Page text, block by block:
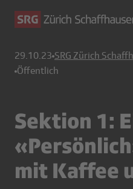
29.10.23 SRG Zürich
Öffentlich
Sektion 1:
mit Kaffee